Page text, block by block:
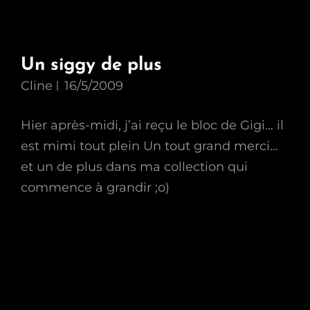
Un siggy de plus
Cline 16/5/2009
Hier après-midi, j’ai reçu le bloc de Gigi… il
est mimi tout plein Un tout grand merci…
et un de plus dans ma collection qui
commence à grandir ;o)